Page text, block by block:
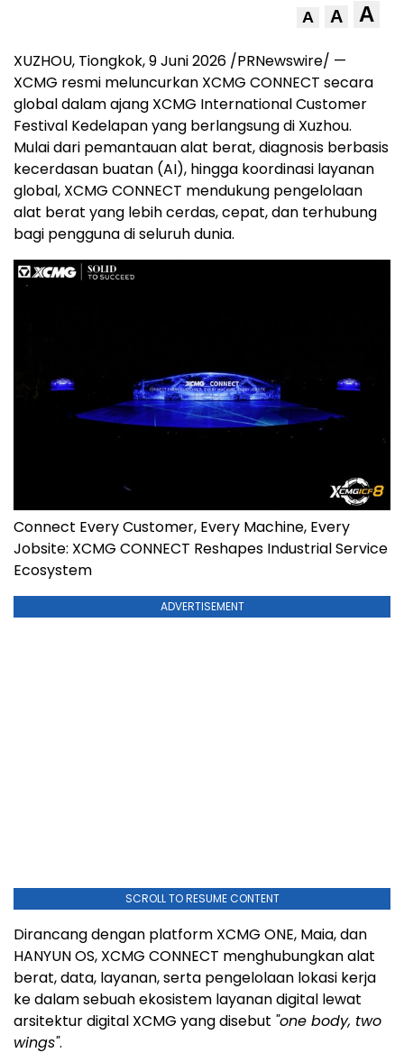
A A A
XUZHOU, Tiongkok,9 Juni 2026 /PRNewswire/ —
XCMG resmi meluncurkan XCMG CONNECT secara
global dalam ajang XCMG International Customer
Festival Kedelapan yang berlangsung di Xuzhou.
Mulai dari pemantauan alat berat, diagnosis berbasis
kecerdasan buatan (AI), hingga koordinasi layanan
global, XCMG CONNECT mendukung pengelolaan
alat berat yang lebih cerdas, cepat, dan terhubung
bagi pengguna di seluruh dunia.
Connect Every Customer, Every Machine, Every
Jobsite: XCMG CONNECT Reshapes Industrial Service
Ecosystem
ADVERTISEMENT
SCROLL TO RESUME CONTENT
Dirancang dengan platform XCMG ONE, Maia, dan
HANYUN OS, XCMG CONNECT menghubungkan alat
berat, data, layanan, serta pengelolaan lokasi kerja
ke dalam sebuah ekosistem layanan digital lewat
arsitektur digital XCMG yang disebut "one body, two
wings".